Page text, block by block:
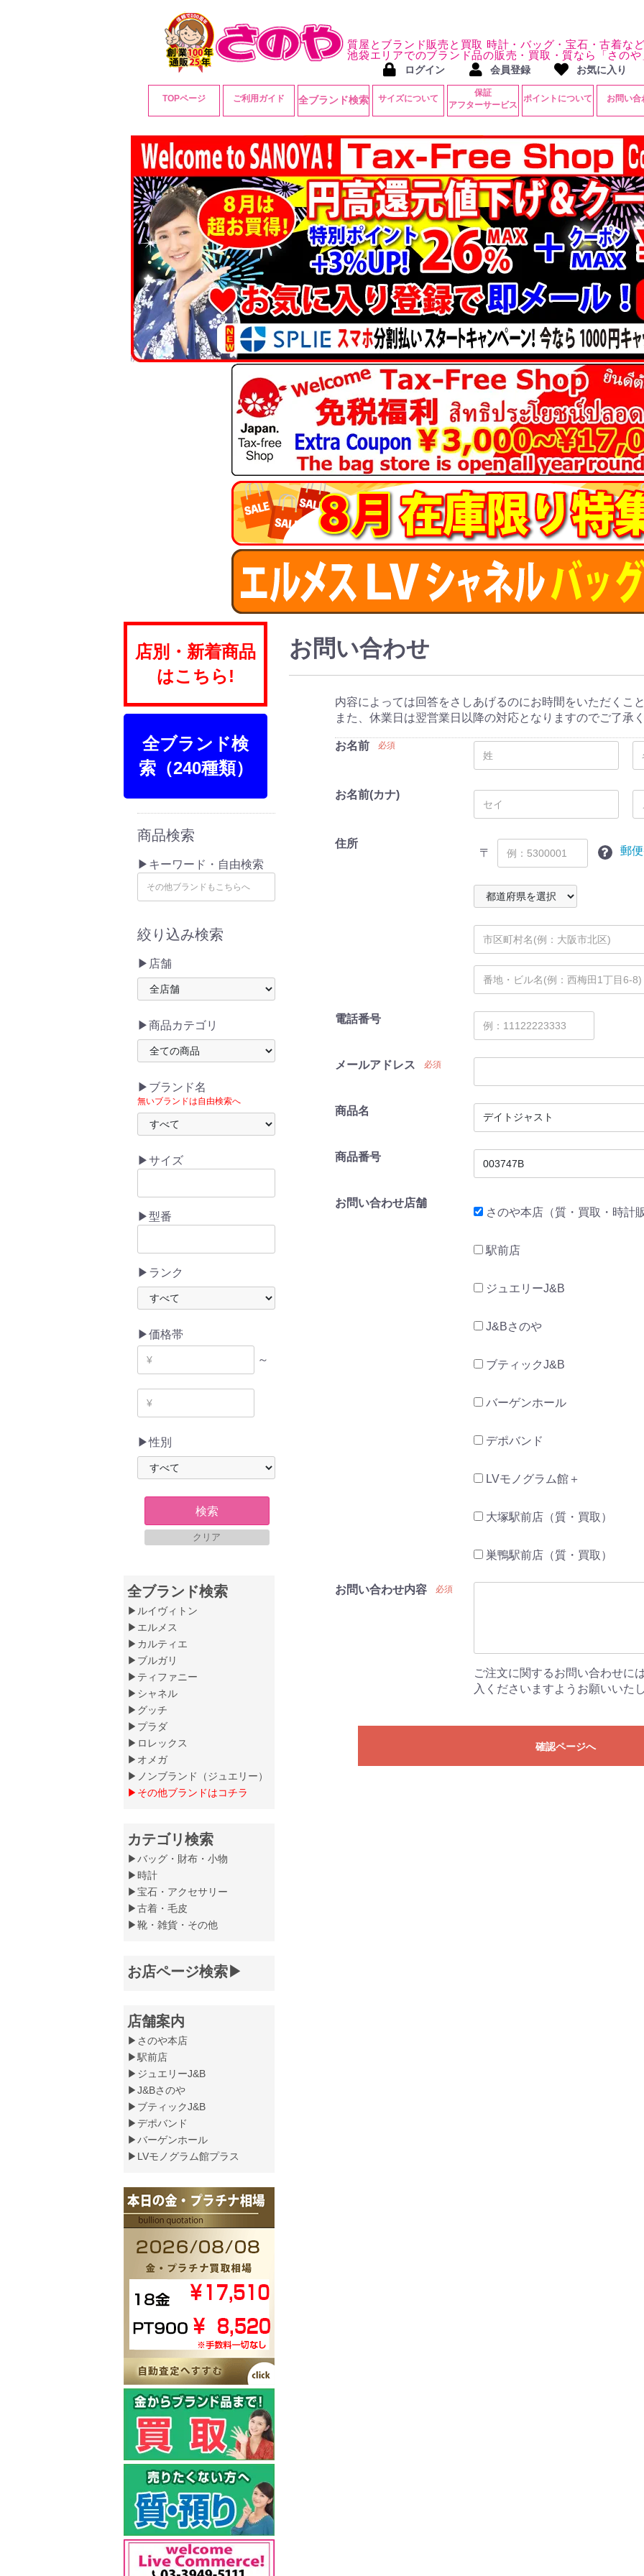
質屋とブランド販売と買取 時計・バッグ・宝石・古着な
池袋エリアでのブランド品の販売・買取・質なら「さの
ログイン 会員登録 お気に入り
TOPページ ご利用ガイド 全ブランド検索 サイズについて
保証
アフターサービス
ポイントについて お問い合
店別・新着商品
はこちら!
全ブランド検
索（240種類）
商品検索
▶キーワード・自由検索
絞り込み検索
▶店舗
▶商品カテゴリ
▶ブランド名
無いブランドは自由検索へ
▶サイズ
▶型番
▶ランク
▶価格帯
～
▶性別
検索
クリア
全ブランド検索
▶ルイヴィトン
▶エルメス
▶カルティエ
▶ブルガリ
▶ティファニー
▶シャネル
▶グッチ
▶プラダ
▶ロレックス
▶オメガ
▶ノンブランド（ジュエリー）
▶その他ブランドはコチラ
カテゴリ検索
▶バッグ・財布・小物
▶時計
▶宝石・アクセサリー
▶古着・毛皮
▶靴・雑貨・その他
お店ページ検索▶
店舗案内
▶さのや本店
▶駅前店
▶ジュエリーJ&B
▶J&Bさのや
▶ブティックJ&B
▶デポバンド
▶バーゲンホール
▶LVモノグラム館プラス
お問い合わせ
内容によっては回答をさしあげるのにお時間をいただくこ
また、休業日は翌営業日以降の対応となりますのでご了承
お名前 必須
お名前(カナ)
住所
〒 郵
電話番号
メールアドレス 必須
商品名
商品番号
お問い合わせ店舗
さのや本店（質・買取・時計
駅前店
ジュエリーJ&B
J&Bさのや
ブティックJ&B
バーゲンホール
デポバンド
LVモノグラム館＋
大塚駅前店（質・買取）
巣鴨駅前店（質・買取）
お問い合わせ内容 必須
ご注文に関するお問い合わせに
入くださいますようお願いいた
確認ページへ